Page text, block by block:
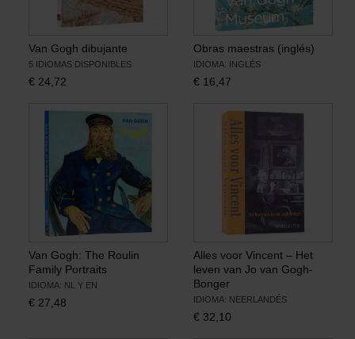
Van Gogh dibujante
5 IDIOMAS DISPONIBLES
€ 24,72
Obras maestras (inglés)
IDIOMA: INGLÉS
€ 16,47
Van Gogh: The Roulin
Family Portraits
IDIOMA: NL Y EN
€ 27,48
Alles voor Vincent – Het
leven van Jo van Gogh-
Bonger
IDIOMA: NEERLANDÉS
€ 32,10